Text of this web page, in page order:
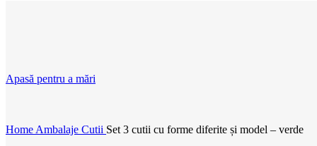
Apasă pentru a mări
Home Ambalaje Cutii Set 3 cutii cu forme diferite și model – verde